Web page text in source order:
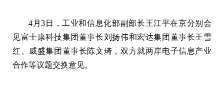
4月3日，工业和信息化部副部长王江平在京分别会
见富士康科技集团董事长刘扬伟和宏达集团董事长王雪
红、威盛集团董事长陈文琦，双方就两岸电子信息产业
合作等议题交换意见。